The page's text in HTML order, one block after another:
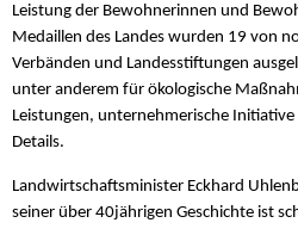
Leistung der Bewohnerinnen und
Medaillen des Landes wurden 19 von
Verbänden und Landesstiftungen
unter anderem für ökologische
Leistungen, unternehmerische
Details.
Landwirtschaftsminister Eckhard
seiner über 40jährigen Geschichte ist